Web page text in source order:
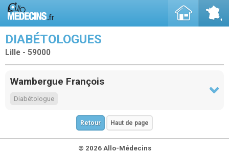
DIABÉTOLOGUES
Lille - 59000
Wambergue François
Diabétologue
Retour Haut de page
© 2026 Allo-Médecins